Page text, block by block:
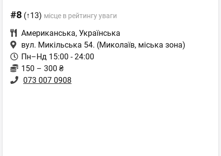
#8 (↑13) місце в рейтингу уваги
Американська, Українська
вул. Микільська 54. (Миколаїв, міська зона)
Пн–Нд 15:00 - 24:00
150 – 300 ₴
073 007 0908